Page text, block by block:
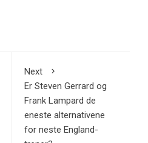
Next
Er Steven Gerrard og
Frank Lampard de
eneste alternativene
for neste England-